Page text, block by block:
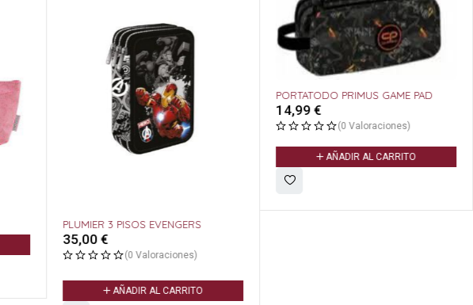
PLUMIER 3 PISOS EVENGERS
35,00€
(0 Valoraciones)
AÑADIR AL CARRITO
PORTATODO PRIMUS GAME PAD
14,99€
(0 Valoraciones)
AÑADIR AL CARRITO